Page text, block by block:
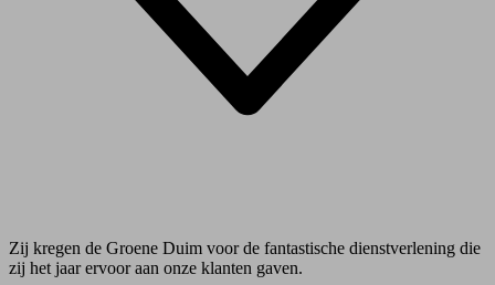
Zij kregen de Groene Duim voor de fantastische dienstverlening die
zij het jaar ervoor aan onze klanten gaven.